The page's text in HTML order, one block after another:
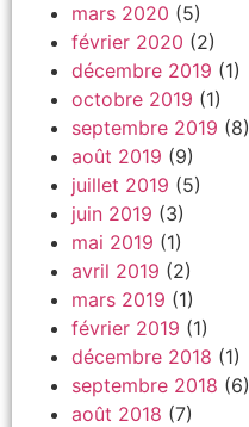
mars 2020 (5)
février 2020 (2)
décembre 2019 (1)
octobre 2019 (1)
septembre 2019 (8)
août 2019 (9)
juillet 2019 (5)
juin 2019 (3)
mai 2019 (1)
avril 2019 (2)
mars 2019 (1)
février 2019 (1)
décembre 2018 (1)
septembre 2018 (6)
août 2018 (7)